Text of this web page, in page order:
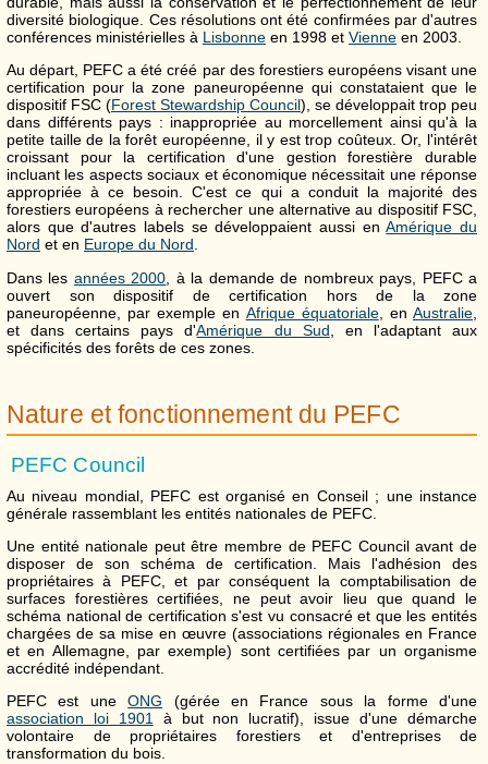
diversité biologique. Ces résolutions ont été confirmées par d'autres
conférences ministérielles à Lisbonne en 1998 et Vienne en 2003.
Au départ, PEFC a été créé par des forestiers européens visant une
certification pour la zone paneuropéenne qui constataient que le
dispositif FSC (Forest Stewardship Council), se développait trop peu
dans différents pays : inappropriée au morcellement ainsi qu'à la
petite taille de la forêt européenne, il y est trop coûteux. Or, l'intérêt
croissant pour la certification d'une gestion forestière durable
incluant les aspects sociaux et économique nécessitait une réponse
appropriée à ce besoin. C'est ce qui a conduit la majorité des
forestiers européens à rechercher une alternative au dispositif FSC,
alors que d'autres labels se développaient aussi enAmérique du
Nord et en Europe du Nord
Dans les années 2000 , à la demande de nombreux pays, PEFC a
ouvert son dispositif de certification hors de la zone
paneuropéenne, par exemple en Afrique équatoriale, enAustralie
et dans certains pays d'Amérique du Sud , en l'adaptant aux
spécificités des forêts de ces zones.
Nature et fonctionnement du PEFC
PEFC Council
Au niveau mondial, PEFC est organisé en Conseil ; une instance
générale rassemblant les entités nationales de PEFC.
Une entité nationale peut être membre de PEFC Council avant de
disposer de son schéma de certification. Mais l'adhésion des
propriétaires à PEFC, et par conséquent la comptabilisation de
surfaces forestières certifiées, ne peut avoir lieu que quand le
schéma national de certification s'est vu consacré et que les entités
chargées de sa mise en œuvre (associations régionales en France
et en Allemagne, par exemple) sont certifiées par un organisme
accrédité indépendant.
PEFC est uneONG (gérée en France sous la forme d'une
association loi 1901à but non lucratif), issue d'une démarche
volontaire de propriétaires forestiers et d'entreprises de
transformation du bois.